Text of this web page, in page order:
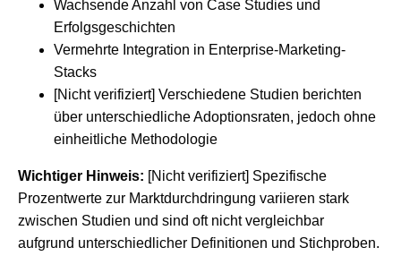
Wachsende Anzahl von Case Studies und
Erfolgsgeschichten
Vermehrte Integration in Enterprise-Marketing-
Stacks
[Nicht verifiziert] Verschiedene Studien berichten
über unterschiedliche Adoptionsraten, jedoch ohne
einheitliche Methodologie
Wichtiger Hinweis: [Nicht verifiziert] Spezifische
Prozentwerte zur Marktdurchdringung variieren stark
zwischen Studien und sind oft nicht vergleichbar
aufgrund unterschiedlicher Definitionen und Stichproben.